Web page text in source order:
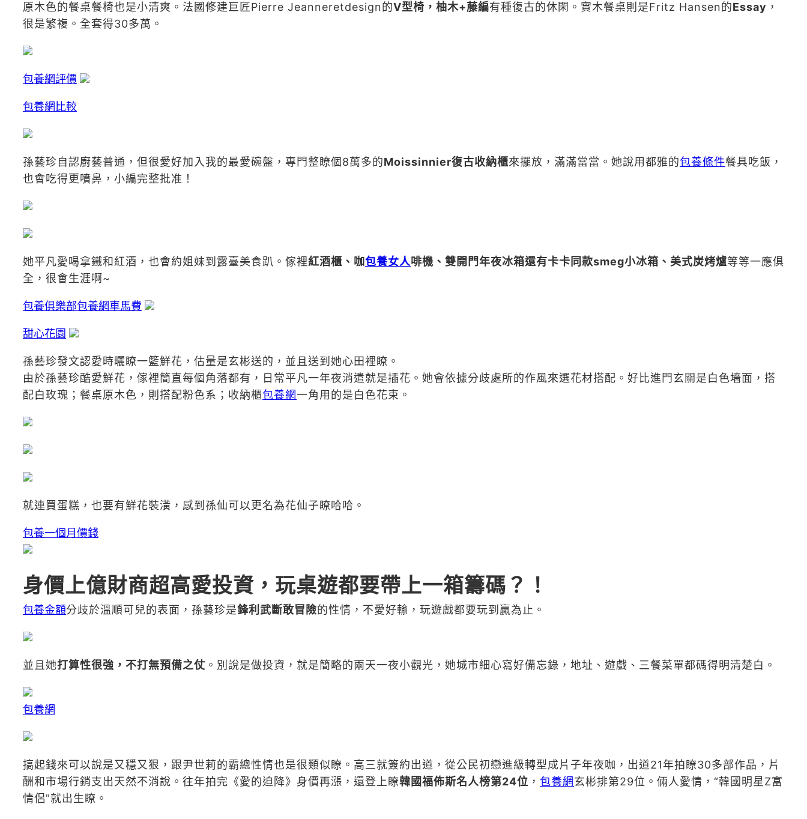
原木色的餐桌餐椅也是小清爽。法國修建巨匠Pierre Jeanneretdesign的V型椅，柚木+藤編有種復古的休閑。實木餐桌則是Fritz Hansen的Essay ，
很是繁複。全套得30多萬。
包養網評價
包養網比較
孫藝珍自認廚藝普通，但很愛好加入我的最愛碗盤，專門整瞭個8萬多的Moissinnier復古收納櫃來擺放，滿滿當當。她說用都雅的包養條件餐具吃飯，
也會吃得更噴鼻，小編完整批准！
她平凡愛喝拿鐵和紅酒，也會約姐妹到露臺美食趴。傢裡紅酒櫃、咖包養女人啡機、雙開門年夜冰箱還有卡卡同款smeg小冰箱、美式炭烤爐等等一應俱
全，很會生涯啊~
包養俱樂部包養網車馬費
甜心花園
孫藝珍發文認愛時曬瞭一籃鮮花，估量是玄彬送的，並且送到她心田裡瞭。
由於孫藝珍酷愛鮮花，傢裡簡直每個角落都有，日常平凡一年夜消遣就是插花。她會依據分歧處所的作風來選花材搭配。好比進門玄關是白色墻面，搭
配白玫瑰；餐桌原木色，則搭配粉色系；收納櫃包養網一角用的是白色花束。
就連買蛋糕，也要有鮮花裝潢，感到孫仙可以更名為花仙子瞭哈哈。
包養一個月價錢
身價上億財商超高愛投資， 玩桌遊都要帶上一箱籌碼？！
包養金額分歧於溫順可兒的表面，孫藝珍是鋒利武斷敢冒險的性情，不愛好輸，玩遊戲都要玩到贏為止。
並且她打算性很強，不打無預備之仗 。別說是做投資，就是簡略的兩天一夜小觀光，她城市細心寫好備忘錄，地址、遊戲、三餐菜單都碼得明清楚白。
包養網
搞起錢來可以說是又穩又狠，跟尹世莉的霸總性情也是很類似瞭。 高三就簽約出道，從公民初戀進級轉型成片子年夜咖，出道21年拍瞭30多部作品，片
酬和市場行銷支出天然不消說。往年拍完《愛的迫降》身價再漲，還登上瞭韓國福佈斯名人榜第24位 ， 包養網玄彬排第29位。倆人愛情，“韓國明星Z富
情侶”就出生瞭。